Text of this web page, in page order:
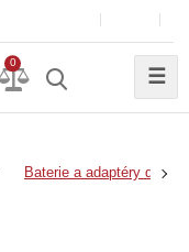
0
☰
Baterie a adaptéry do